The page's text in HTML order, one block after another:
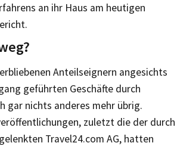
an ihr Haus am heutigen
Anteilseignern angesichts
geführten Geschäfte durch
gar nichts anderes mehr übrig.
zuletzt die der durch
Travel24.com AG, hatten